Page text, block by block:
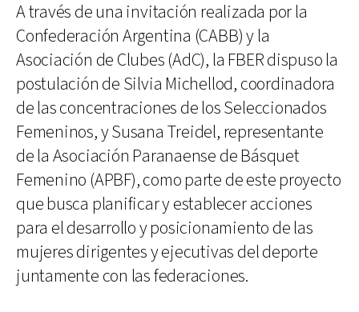
A través de una invitación realizada por la
Confederación Argentina (CABB) y la
Asociación de Clubes (AdC), la FBER dispuso la
postulación de Silvia Michellod, coordinadora
de las concentraciones de los Seleccionados
Femeninos, y Susana Treidel, representante
de la Asociación Paranaense de Básquet
Femenino (APBF), como parte de este proyecto
que busca planificar y establecer acciones
para el desarrollo y posicionamiento de las
mujeres dirigentes y ejecutivas del deporte
juntamente con las federaciones.